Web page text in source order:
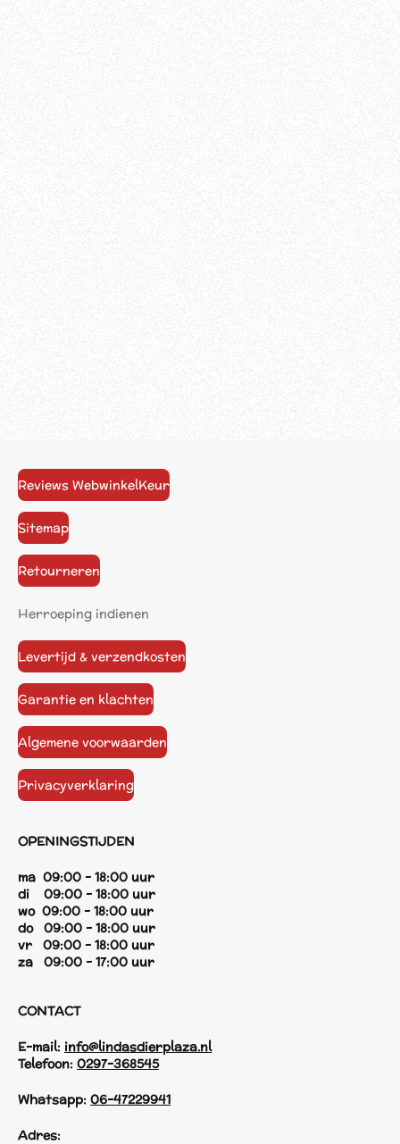
Reviews WebwinkelKeur
Sitemap
Retourneren
Herroeping indienen
Levertijd & verzendkosten
Garantie en klachten
Algemene voorwaarden
Privacyverklaring
OPENINGSTIJDEN
ma 09:00 - 18:00 uur
di 09:00 - 18:00 uur
wo 09:00 - 18:00 uur
do 09:00 - 18:00 uur
vr 09:00 - 18:00 uur
za 09:00 - 17:00 uur
CONTACT
E-mail: info@lindasdierplaza.nl
Telefoon: 0297-368545
Whatsapp: 06-47229941
Adres: